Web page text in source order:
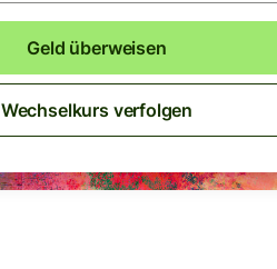
Geld überweisen
Wechselkurs verfolgen